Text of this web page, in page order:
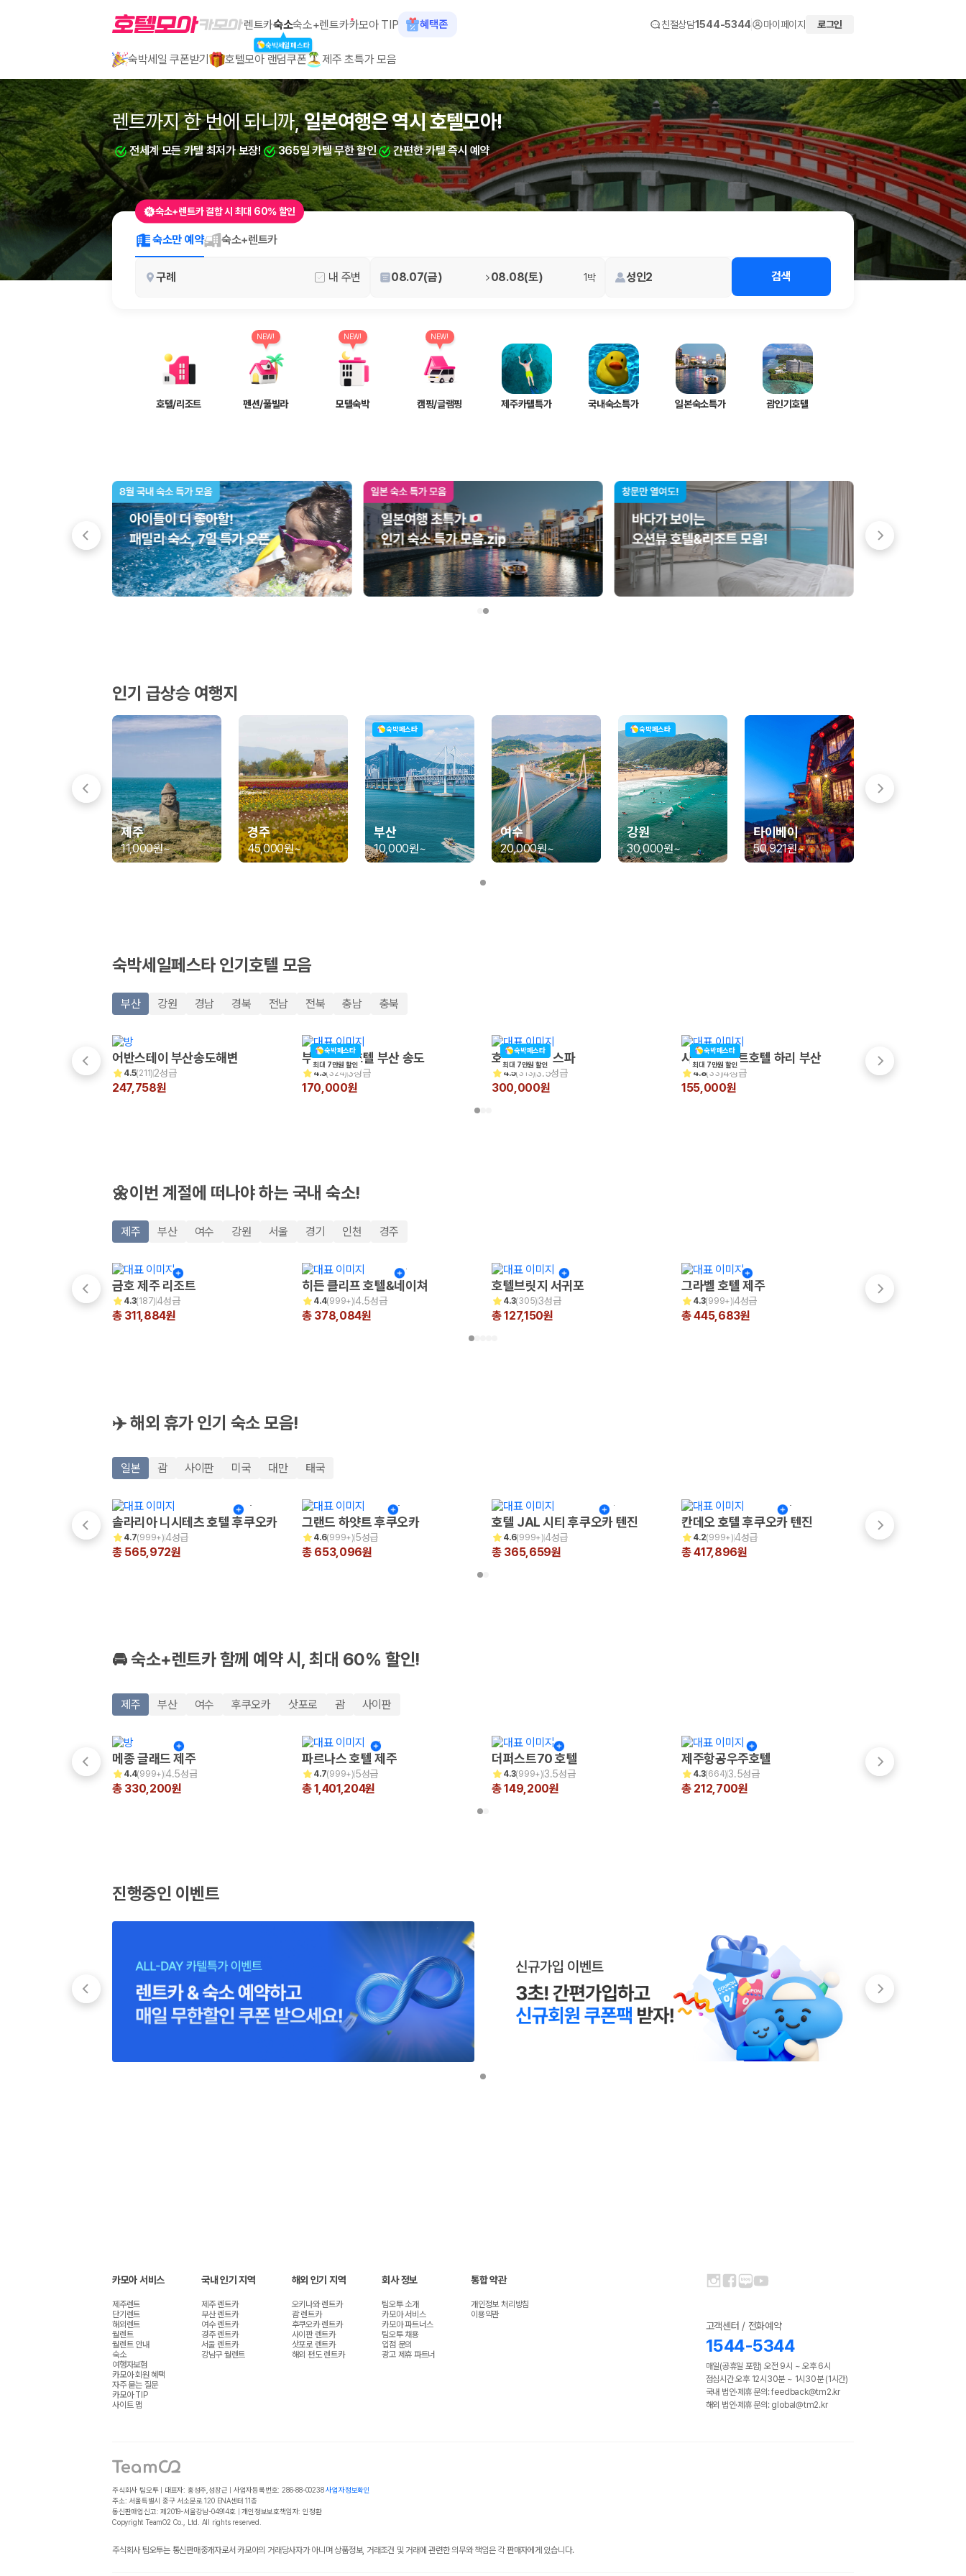
2000만 이용고객이 선택한 제주 렌트카 가격비교 플랫폼
제주렌트카 가격비교는 카모아에서 한 번에
제주도 렌트카는 업체마다 차량 가격, 보험 조건, 면책금, 보상 한도, 인수 장소, 취소 규정이 다릅니다. 카모아는 여러 제주 렌트카 업체의 조건을 한 화면에서 비교해 사용자가 자신의 일정과 예산에 맞는 차량을 선택할 수 있도
일반자차, 완전자차, 슈퍼자차의 면책금과 보상 한도를 비교합니다.
셔틀 이동, 인수 위치, 반납 편의성을 함께 확인합니다.
비교 후 원하는 차량을 바로 예약할 수 있습니다.
제주렌트카 최저가는 차량 기본요금만으로 판단하기 어렵습니다. 보험 포함 여부, 면책금, 보상 한도, 옵션 비용, 취소 수수료를 함께 확인해야 실제로 저렴한 차량을 고를 수 있습니다.
2. 보험 조건은 가격만큼 중요합니다
완전자차와 슈퍼자차는 업체별 보장 범위가 다를 수 있습니다. 카모아에서는 제주 렌트카 가격과 함께 보험 조건을 비교해 여행 스타일에 맞는 보장 수준을 선택할 수 있습니다.
3. 제주공항 접근성과 셔틀 조건을 함께 확인하세요
제주 렌트카는 차량 인수 위치와 셔틀 편의성에 따라 실제 이용 만족도가 달라집니다. 공항에서 렌트카 사무실까지의 이동 조건을 가격과 함께 비교하는 것이 좋습니다.
커플·친구 여행에서 많이 선택되며 가격과 승차감의 균형이 좋은 차종입니다.
가족 여행, 짐이 많은 여행, 장거리 이동에 적합하며 보험 조건과 차량 연식을 함께 비교하는 것이 좋습니다.
단체 여행이나 4인 이상 가족 여행에 적합하며 인원수, 짐 공간, 보험 조건을 함께 확인해야 합니다.
제주렌트카 보험까지 비교해야 진짜 가격비교입니다
동일한 차량이라도 보험 조건에 따라 실제 부담 금액이 달라질 수 있습니다. 카모아는 제주 렌트카 가격뿐 아니라 일반자차, 완전자차, 슈퍼자차 조건을 함께 확인할 수 있도록 돕습니다.
사고 발생 시 일정 금액의 면책금이 발생할 수 있습니다.
보상 한도 내에서 면책금 부담이 줄어드는 보험 조건입니다.
제주렌트카 가격비교 자주 묻는 질문
Q. 가족 여행에는 어떤 제주 렌트카를 비교해야 하나요?
제주렌트카 가격비교 주요 링크
국내 렌트카 가격비교
해외 렌트카 가격비교
카모아 사이트맵
렌트카숙소
숙박세일페스타
숙소+렌트카카모아 TIP 혜택존 친절상담1544-5344 마이페이지 로그인
숙박세일 쿠폰받기 호텔모아 랜덤쿠폰 제주 초특가 모음
렌트까지 한 번에 되니까,일본여행은 역시 호텔모아!
전세계 모든 카텔 최저가 보장! 365일 카텔 무한 할인 간편한 카텔 즉시 예약
렌트까지 한 번에 되니까,부산여행은 역시 호텔모아!
전세계 모든 카텔 최저가 보장! 365일 카텔 무한 할인 간편한 카텔 즉시 예약
숙소+렌트카 결합 시 최대 60% 할인
숙소만 예약 숙소+렌트카
구례 내 주변 08.07(금) 08.08(토) 1박 성인2 검색
호텔/리조트 펜션/풀빌라
NEW!
모텔숙박
NEW!
캠핑/글램핑
NEW!
제주카텔특가 국내숙소특가 일본숙소특가 괌인기호텔
인기 급상승 여행지
제주
11,000원~
경주
45,000원~
숙박페스타
부산
10,000원~
여수
20,000원~
숙박페스타
강원
30,000원~
타이베이
50,921원~
숙박세일페스타 인기호텔 모음
부산 강원 경남 경북 전남 전북 충남 충북
어반스테이 부산송도해변
4.5(211) 2성급
247,758원
숙박페스타
최대 7만원 할인
부산 비치 호텔 부산 송도
4.3( 324)3성급
170,000원
숙박페스타
최대 7만원 할인
호텔포레 더 스파
4.5( 313)3.5성급
300,000원
숙박페스타
최대 7만원 할인
시타딘커넥트호텔 하리 부산
4.8( 33)4성급
155,000원
라마다앙코르부산
4.4
🌼이번 계절에 떠나야 하는 국내 숙소!
제주 부산 여수 강원 서울 경기 인천 경주
금호 제주 리조트
4.3(187) 4성급
총 311,884원
히든 클리프 호텔&네이쳐
4.4(999+)4.5성급
총 378,084원
호텔브릿지 서귀포
4.3(305)3성급
총 127,150원
그라벨 호텔 제주
4.3(999+)4성급
총 445,683원
메종 글래드 제주
4.4
✈️ 해외 휴가 인기 숙소 모음!
일본 괌 사이판 미국 대만 태국
솔라리아 니시테츠 호텔 후쿠오카
4.7(999+)4성급
총 565,972원
그랜드 하얏트 후쿠오카
4.6(999+)5성급
총 653,096원
호텔 JAL 시티 후쿠오카 텐진
4.6(999+)4성급
총 365,659원
칸데오 호텔 후쿠오카 텐진
4.2(999+)4성급
총 417,896원
쓰시마 그랜드 호텔
4.0
🚘 숙소+렌트카 함께 예약 시, 최대 60% 할인!
제주 부산 여수 후쿠오카 삿포로 괌 사이판
메종 글래드 제주
4.4(999+)4.5성급
총 330,200원
파르나스 호텔 제주
4.7(999+)5성급
총 1,401,204원
더퍼스트70 호텔
4.3(999+)3.5성급
총 149,200원
제주항공우주호텔
4.3(664)3.5성급
총 212,700원
파크선샤인 제주
4.7
진행중인 이벤트
카모아 서비스
제주렌트
단기렌트
해외렌트
월렌트
월렌트 안내
숙소
여행자보험
카모아 회원 혜택
자주 묻는 질문
카모아 TIP
사이트 맵
국내 인기 지역
제주 렌트카
부산 렌트카
여수 렌트카
경주 렌트카
서울 렌트카
강남구 월렌트
해외 인기 지역
오키나와 렌트카
괌 렌트카
후쿠오카 렌트카
사이판 렌트카
삿포로 렌트카
해외 편도 렌트카
회사 정보
팀오투 소개
카모아 서비스
카모아 파트너스
팀오투 채용
입점 문의
광고 제휴 파트너
통합 약관
개인정보 처리방침
이용약관
고객센터 / 전화예약
1544-5344
매일(공휴일 포함) 오전 9시 ~ 오후 6시
점심시간 오후 12시30분 ~ 1시30분 (1시간)
국내 법인·제휴 문의: feedback@tm2.kr
해외 법인·제휴 문의: global@tm2.kr
주식회사 팀오투 | 대표자: 홍성주,성장근 | 사업자등록번호: 286-88-00238 사업자정보확인
주소: 서울특별시 중구 서소문로 120 ENA센터 11층
통신판매업신고: 제2019-서울강남-04914호 | 개인정보보호책임자: 인정환
Copyright TeamO2 Co., Ltd. All rights reserved.
주식회사 팀오투는 통신판매중개자로서 카모아의 거래당사자가 아니며 상품정보, 거래조건 및 거래에 관련한 의무와 책임은 각 판매자에게 있습니다.